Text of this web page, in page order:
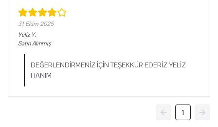
31 Ekim 2025
YelizY.
Satın Alınmış
DEĞERLENDİRMENİZ İÇİN TEŞEKKÜR EDERİZ YELİZ
HANIM
1